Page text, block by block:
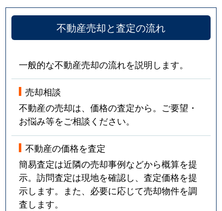
不動産売却と査定の流れ
一般的な不動産売却の流れを説明します。
売却相談
不動産の売却は、価格の査定から。ご要望・
お悩み等をご相談ください。
不動産の価格を査定
簡易査定は近隣の売却事例などから概算を提
示。訪問査定は現地を確認し、査定価格を提
示します。また、必要に応じて売却物件を調
査します。